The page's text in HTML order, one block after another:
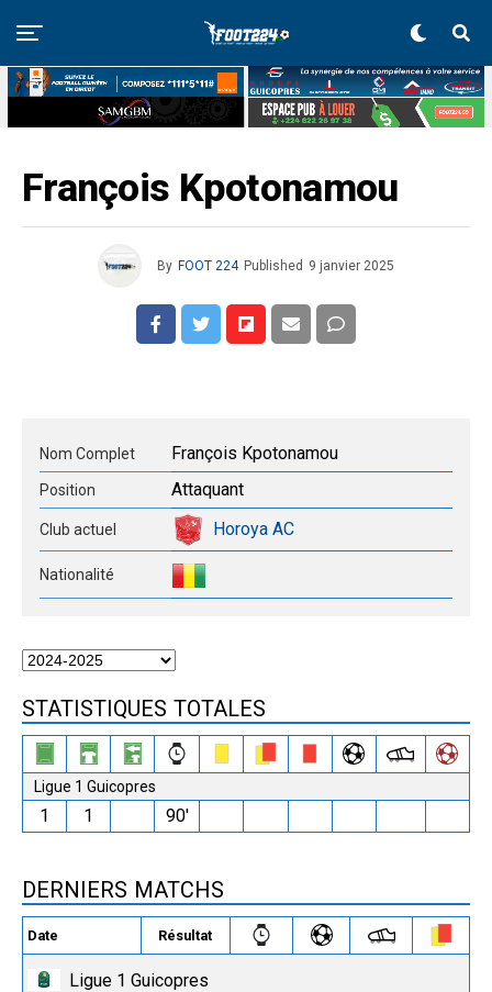
François Kpotonamou
By FOOT 224 Published 9 janvier 2025
Nom Complet François Kpotonamou
Position Attaquant
Club actuel Horoya AC
Nationalité
STATISTIQUES TOTALES
Ligue 1 Guicopres
1 1 90′
DERNIERS MATCHS
Date Résultat
Ligue 1 Guicopres